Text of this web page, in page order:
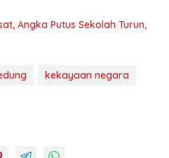
Angka Putus Sekolah Turun,
kekayaan negara